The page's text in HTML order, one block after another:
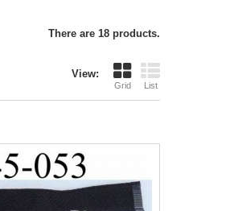
There are 18 products.
View:
Grid List